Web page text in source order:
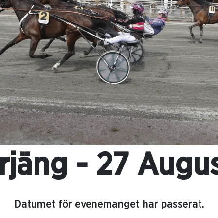
- 27
Datumet för evenemanget har passerat.